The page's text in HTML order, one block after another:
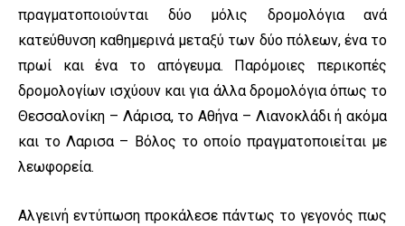
πραγματοποιούνται δύο μόλις δρομολόγια ανά
κατεύθυνση καθημερινά μεταξύ των δύο πόλεων, ένα το
πρωί και ένα το απόγευμα. Παρόμοιες περικοπές
δρομολογίων ισχύουν και για άλλα δρομολόγια όπως το
Θεσσαλονίκη – Λάρισα, το Αθήνα – Λιανοκλάδι ή ακόμα
και το Λαρισα – Βόλος το οποίο πραγματοποιείται με
λεωφορεία.
Αλγεινή εντύπωση προκάλεσε πάντως το γεγονός πως